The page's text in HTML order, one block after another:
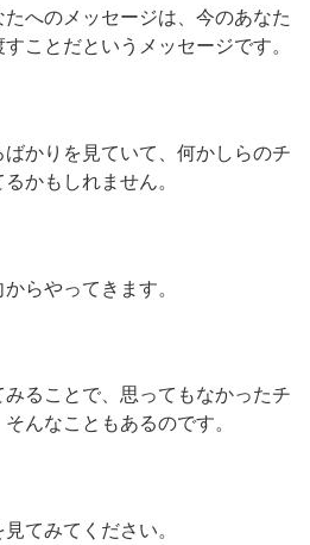
へのメッセージは、今のあなた
ことだというメッセージです。
かりを見ていて、何かしらのチ
かもしれません。
らやってきます。
ることで、思ってもなかったチ
んなこともあるのです。
てみてください。